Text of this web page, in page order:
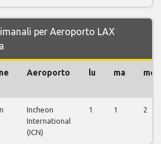
per Aeroporto LAX
Aeroporto lu ma me
Incheon
International
(ICN)
1 1 2